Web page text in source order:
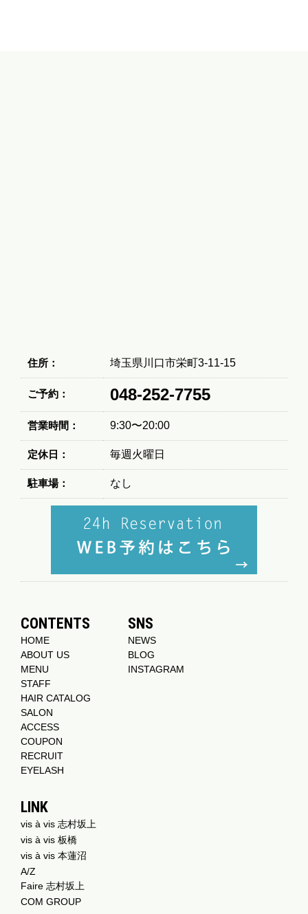
住所： 埼玉県川口市栄町3-11-15
ご予約： 048-252-7755
営業時間： 9:30〜20:00
定休日： 毎週火曜日
駐車場： なし
CONTENTS
HOME
ABOUT US
MENU
STAFF
HAIR CATALOG
SALON
ACCESS
COUPON
RECRUIT
EYELASH
SNS
NEWS
BLOG
INSTAGRAM
LINK
vis à vis 志村坂上
vis à vis 板橋
vis à vis 本蓮沼
A/Z
Faire 志村坂上
COM GROUP